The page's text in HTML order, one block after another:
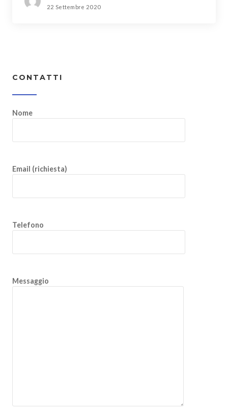
22 Settembre 2020
CONTATTI
Nome
Email (richiesta)
Telefono
Messaggio